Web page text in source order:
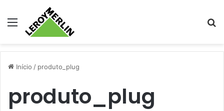
Menu
Início / produto_plug
produto_plug